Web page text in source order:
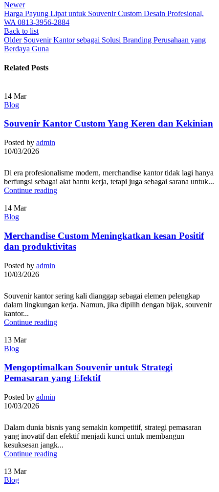
Newer
Harga Payung Lipat untuk Souvenir Custom Desain Profesional,
WA 0813-3956-2884
Back to list
Older Souvenir Kantor sebagai Solusi Branding Perusahaan yang
Berdaya Guna
Related Posts
14 Mar
Blog
Souvenir Kantor Custom Yang Keren dan Kekinian
Posted by admin
10/03/2026
Di era profesionalisme modern, merchandise kantor tidak lagi hanya
berfungsi sebagai alat bantu kerja, tetapi juga sebagai sarana untuk...
Continue reading
14 Mar
Blog
Merchandise Custom Meningkatkan kesan Positif
dan produktivitas
Posted by admin
10/03/2026
Souvenir kantor sering kali dianggap sebagai elemen pelengkap
dalam lingkungan kerja. Namun, jika dipilih dengan bijak, souvenir
kantor...
Continue reading
13 Mar
Blog
Mengoptimalkan Souvenir untuk Strategi
Pemasaran yang Efektif
Posted by admin
10/03/2026
Dalam dunia bisnis yang semakin kompetitif, strategi pemasaran
yang inovatif dan efektif menjadi kunci untuk membangun
kesuksesan jangk...
Continue reading
13 Mar
Blog